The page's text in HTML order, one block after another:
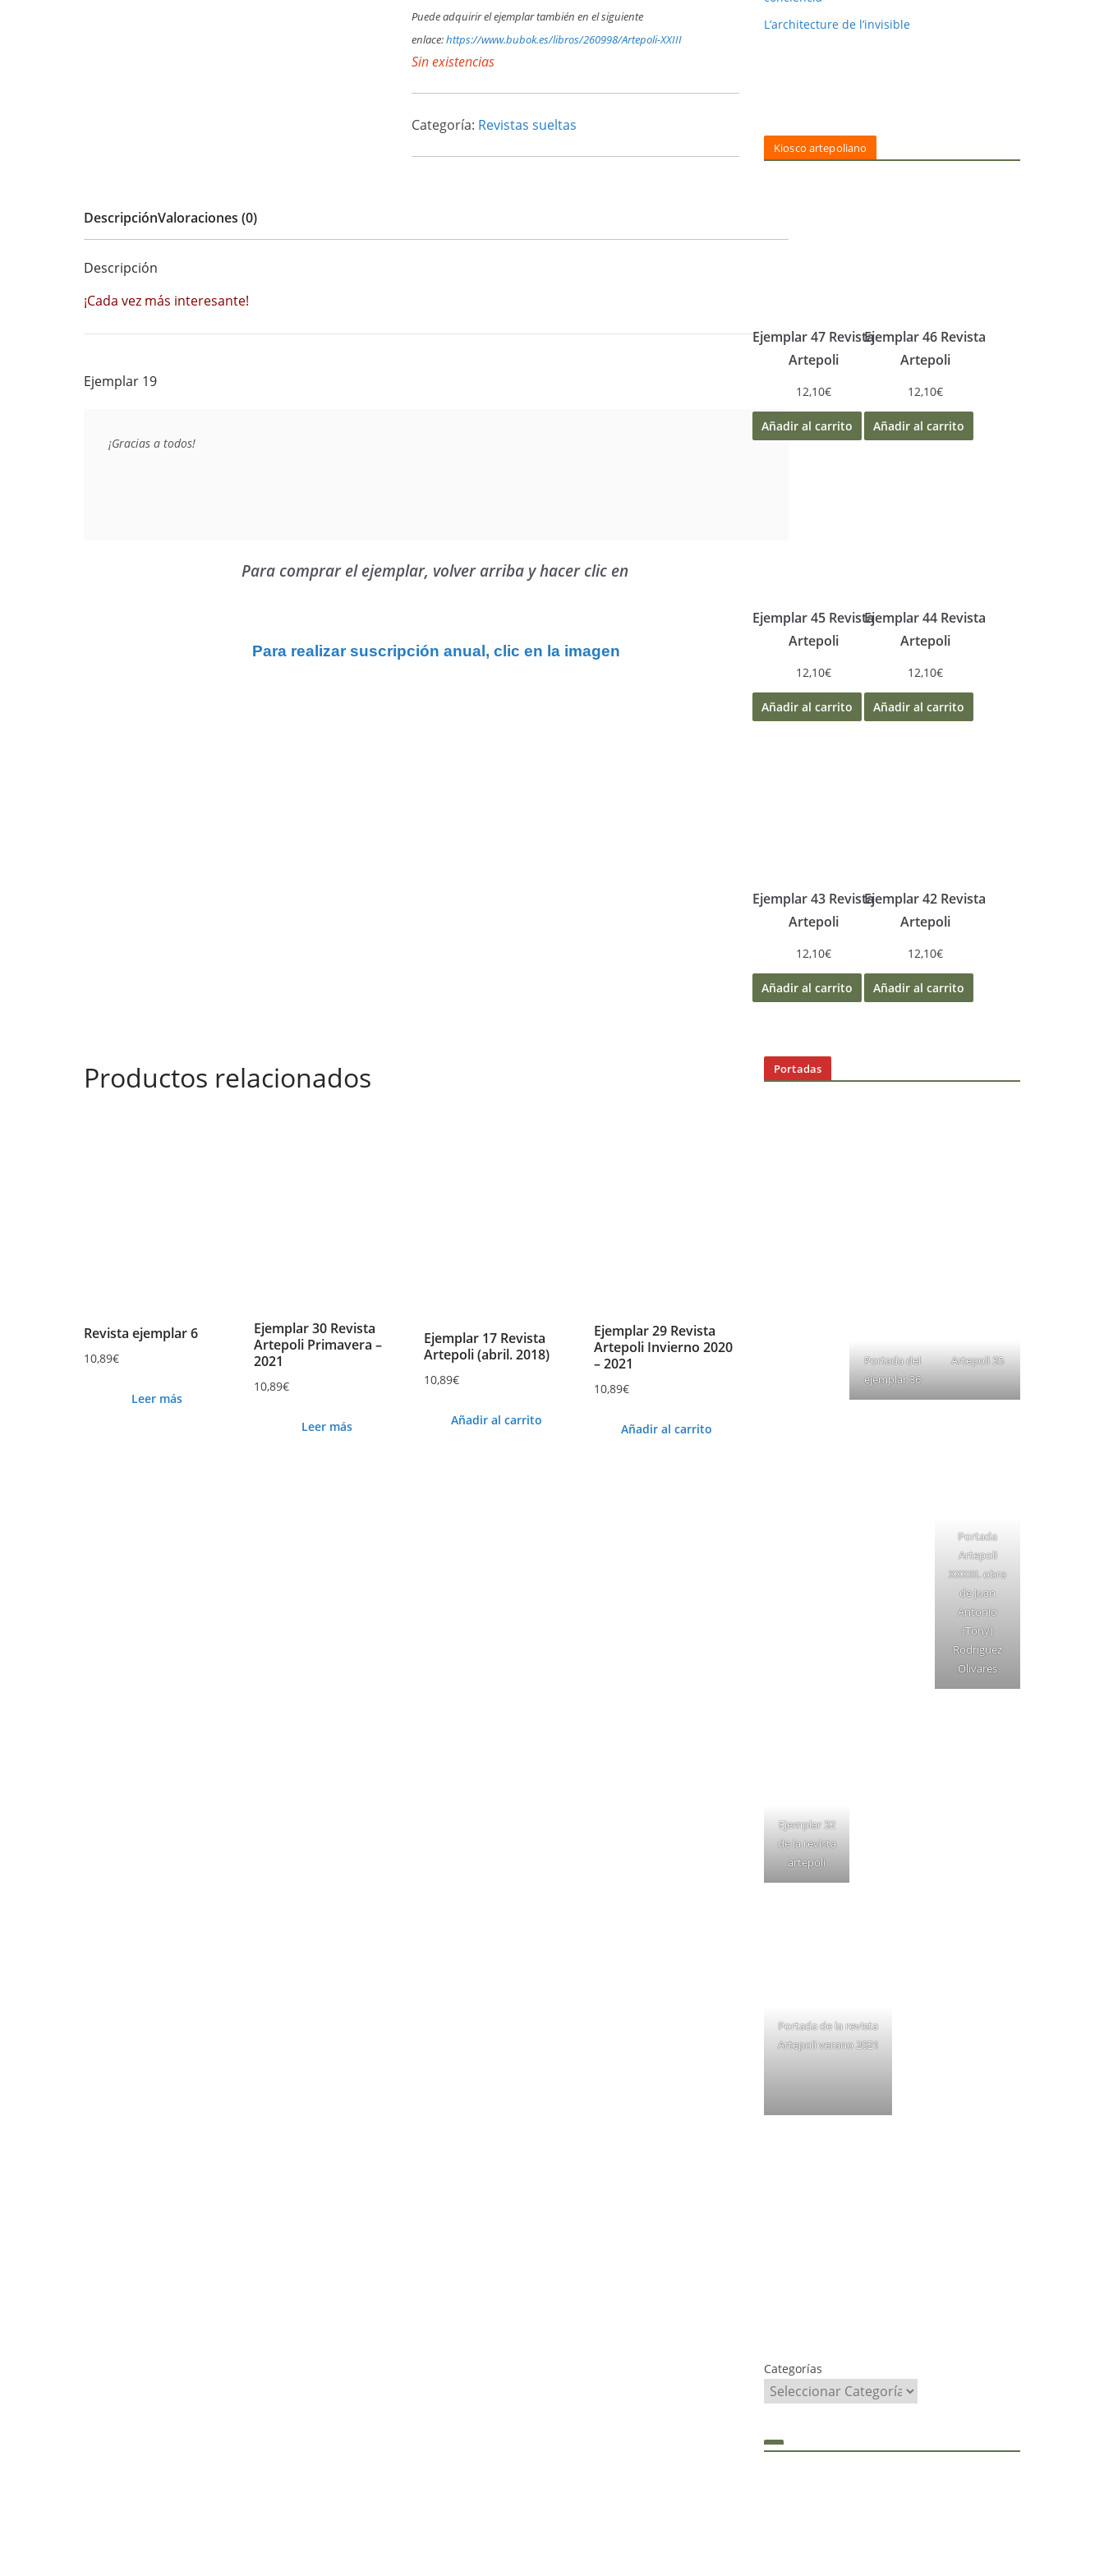
Puede adquirir el ejemplar también en el siguiente
enlace:https://www.bubok.es/libros/260998/Artepoli-XXIII
Sin existencias
Categoría: Revistas sueltas
DescripciónValoraciones (0)
Descripción
¡Cada vez más interesante!
Ejemplar 19
¡Gracias a todos!
Para comprar el ejemplar, volver arriba y hacer clic en
Para realizar suscripción anual, clic en la imagen
Productos relacionados
Revista ejemplar 6
10,89€
Leer más
Ejemplar 30 Revista
Artepoli Primavera –
2021
10,89€
Leer más
Ejemplar 17 Revista
Artepoli (abril. 2018)
10,89€
Añadir al carrito
Ejemplar 29 Revista
Artepoli Invierno 2020
– 2021
10,89€
Añadir al carrito
L’architecture de l’invisible
Kiosco artepoliano
Ejemplar 47 Revista
Artepoli
12,10€
Añadir al carrito
Ejemplar 46 Revista
Artepoli
12,10€
Añadir al carrito
Ejemplar 45 Revista
Artepoli
12,10€
Añadir al carrito
Ejemplar 44 Revista
Artepoli
12,10€
Añadir al carrito
Ejemplar 43 Revista
Artepoli
12,10€
Añadir al carrito
Ejemplar 42 Revista
Artepoli
12,10€
Añadir al carrito
Portadas
Portada del
ejemplar 36
Artepoli 35
Portada
Artepoli
XXXIII. obra
de Juan
Antonio
(Tony)
Rodríguez
Olivares
Ejemplar 32
de la revista
artepoli
Portada de la revista
Artepoli verano 2021
Categorías